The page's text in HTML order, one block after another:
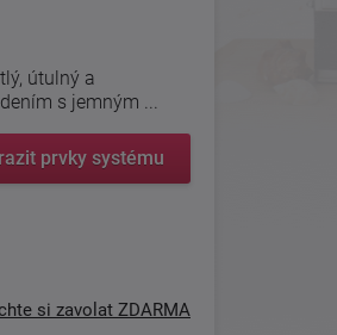
útulný a
s jemným ...
prvky systému
si zavolat ZDARMA